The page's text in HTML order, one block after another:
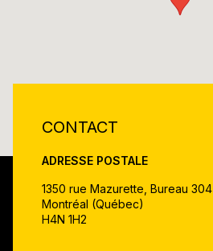
CONTACT
ADRESSE POSTALE
1350 rue Mazurette, Bureau 304
Montréal (Québec)
H4N 1H2